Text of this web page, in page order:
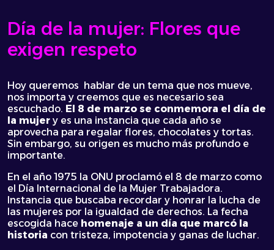
lanzamientos
móviles
y
cómo
marcas
deberán
adaptarse
en
el
marketing
Día de la mujer: Flores que
exigen respeto
Hoy queremos hablar de un tema que nos mueve,
nos importa y creemos que es necesario sea
escuchado. El 8 de marzo se conmemora el día de
la mujer y es una instancia que cada año se
aprovecha para regalar flores, chocolates y tortas.
Sin embargo, su origen es mucho más profundo e
importante.
En el año 1975 la ONU proclamó el 8 de marzo como
el Día Internacional de la Mujer Trabajadora.
Instancia que buscaba recordar y honrar la lucha de
las mujeres por la igualdad de derechos. La fecha
escogida hace homenaje a un día que marcó la
historia con tristeza, impotencia y ganas de luchar.